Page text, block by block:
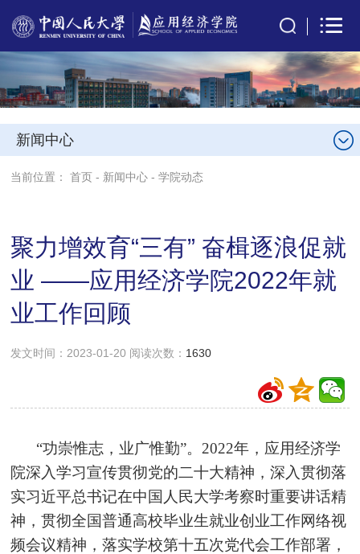
新闻中心
当前位置：首页 - 新闻中心 -学院动态
聚力增效育“三有” 奋楫逐浪促就
业 ——应用经济学院2022年就
业工作回顾
发文时间：2023-01-20 阅读次数： 1630
“功崇惟志，业广惟勤”。2022年，应用经济学
院深入学习宣传贯彻党的二十大精神，深入贯彻落
实习近平总书记在中国人民大学考察时重要讲话精
神，贯彻全国普通高校毕业生就业创业工作网络视
频会议精神，落实学校第十五次党代会工作部署，